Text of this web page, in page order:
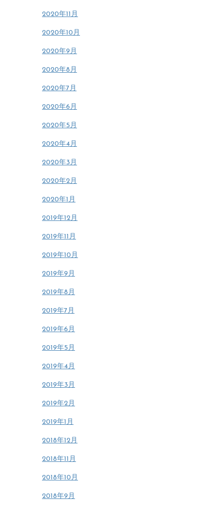
2020年11月
2020年10月
2020年9月
2020年8月
2020年7月
2020年6月
2020年5月
2020年4月
2020年3月
2020年2月
2020年1月
2019年12月
2019年11月
2019年10月
2019年9月
2019年8月
2019年7月
2019年6月
2019年5月
2019年4月
2019年3月
2019年2月
2019年1月
2018年12月
2018年11月
2018年10月
2018年9月